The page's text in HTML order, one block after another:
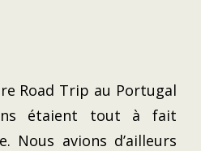
Road Trip au Portugal
étaient tout à fait
Nous avions d’ailleurs